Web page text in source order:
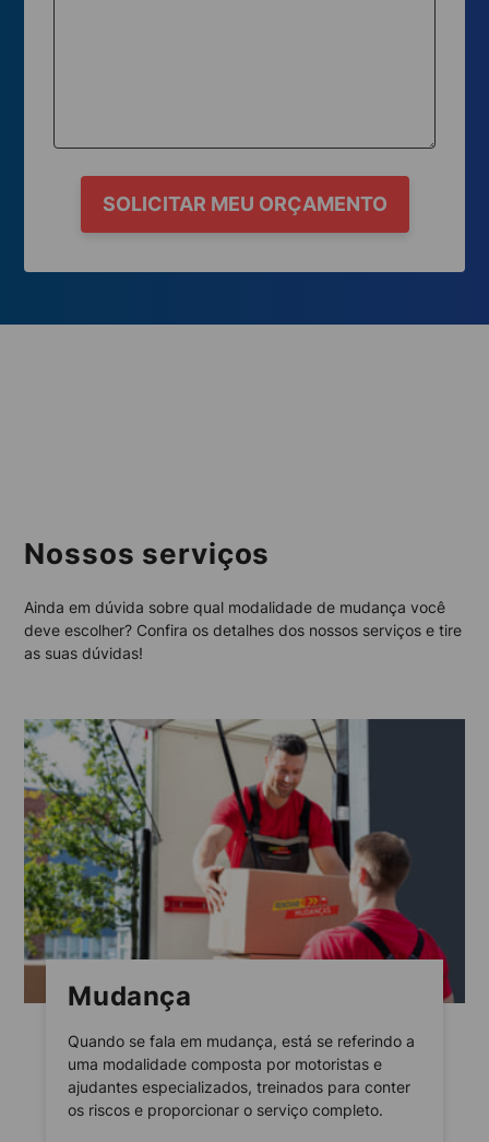
SOLICITAR MEU ORÇAMENTO
Nossos serviços
Ainda em dúvida sobre qual modalidade de mudança você
deve escolher? Confira os detalhes dos nossos serviços e tire
as suas dúvidas!
Mudança
Quando se fala em mudança, está se referindo a
uma modalidade composta por motoristas e
ajudantes especializados, treinados para conter
os riscos e proporcionar o serviço completo.